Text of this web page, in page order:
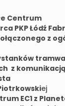
Centrum
PKP Łódź
z
z
ej
EC1 z